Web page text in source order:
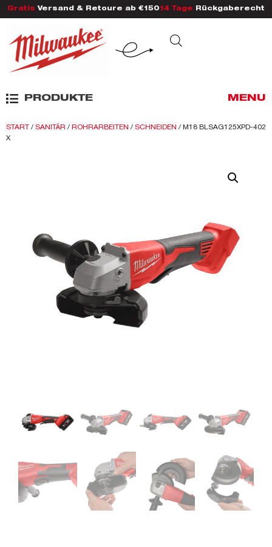
Gratis Versand & Retoure ab €150 14 Tage Rückgaberecht
PRODUKTE MENU
START / SANITÄR / ROHRARBEITEN / SCHNEIDEN / M18 BLSAG125XPD-402
X